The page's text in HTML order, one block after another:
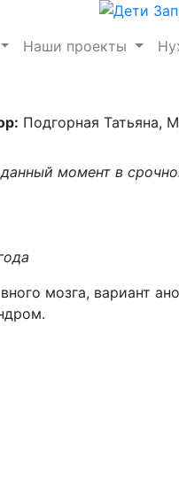
Наши проекты
Подгорная Татьяна,
момент в
мозга, вариант